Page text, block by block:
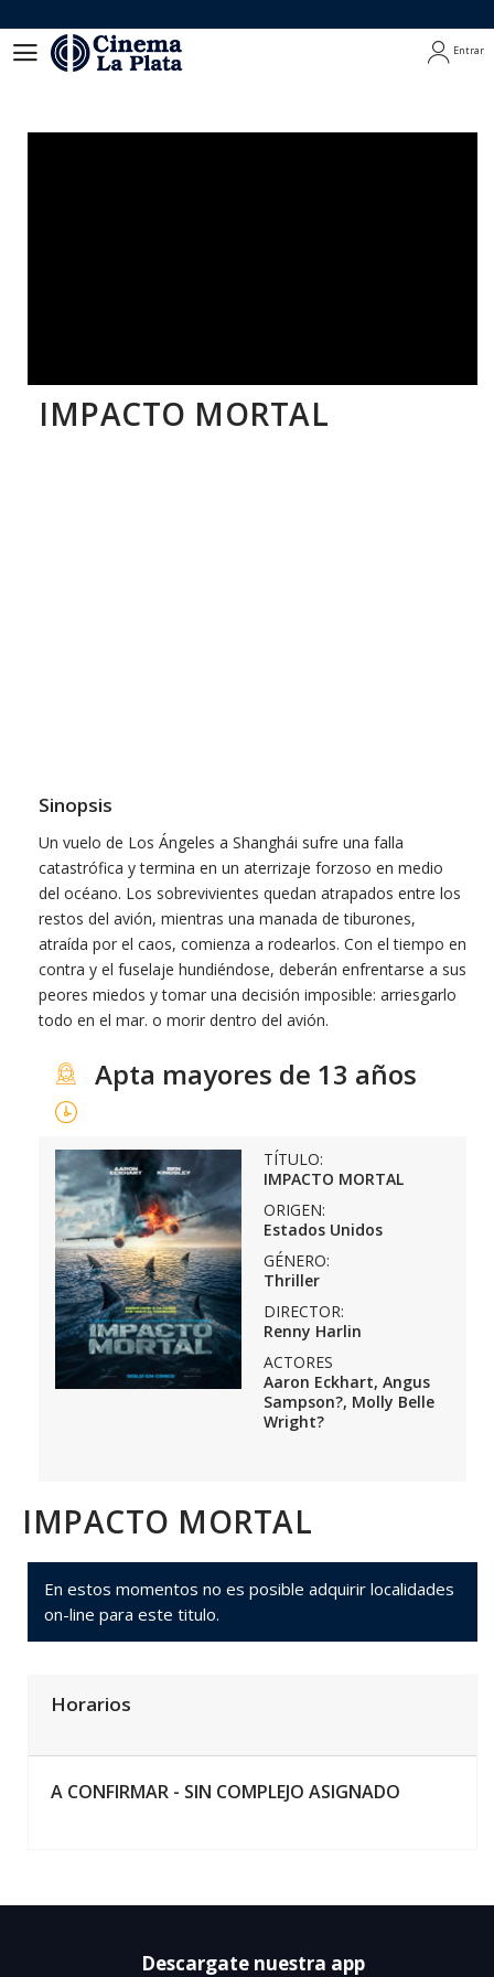
Entrar
IMPACTO MORTAL
Sinopsis
Un vuelo de Los Ángeles a Shanghái sufre una falla
catastrófica y termina en un aterrizaje forzoso en medio
del océano. Los sobrevivientes quedan atrapados entre los
restos del avión, mientras una manada de tiburones,
atraída por el caos, comienza a rodearlos. Con el tiempo en
contra y el fuselaje hundiéndose, deberán enfrentarse a sus
peores miedos y tomar una decisión imposible: arriesgarlo
todo en el mar. o morir dentro del avión.
Apta mayores de 13 años
TÍTULO:
IMPACTO MORTAL
ORIGEN:
Estados Unidos
GÉNERO:
Thriller
DIRECTOR:
Renny Harlin
ACTORES
Aaron Eckhart, Angus
Sampson?, Molly Belle
Wright?
IMPACTO MORTAL
En estos momentos no es posible adquirir localidades
on-line para este titulo.
Horarios
A CONFIRMAR - SIN COMPLEJO ASIGNADO
Descargate nuestra app